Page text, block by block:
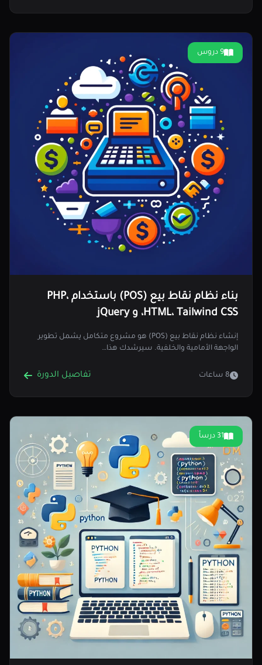
9 دروس
بناء نظام نقاط بيع (POS) باستخدام PHP،
HTML، Tailwind CSS، و jQuery
إنشاء نظام نقاط بيع (POS) هو مشروع متكامل يشمل تطوير
الواجهة الأمامية والخلفية. سيرشدك هذا…
8 ساعات تفاصيل الدورة
31 درساً